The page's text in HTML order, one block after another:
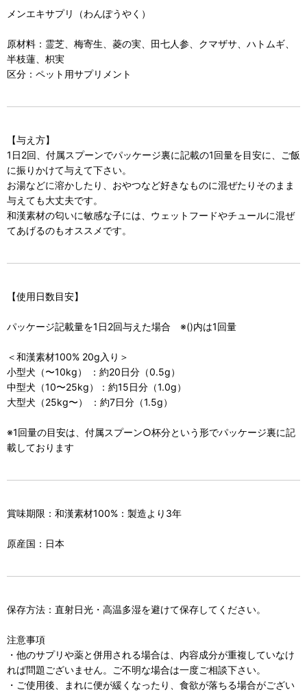
メンエキサプリ（わんぽうやく）
原材料：霊芝、梅寄生、菱の実、田七人参、クマザサ、ハトムギ、
半枝蓮、枳実
区分：ペット用サプリメント
【与え方】
1日2回、付属スプーンでパッケージ裏に記載の1回量を目安に、ご飯
に振りかけて与えて下さい。
お湯などに溶かしたり、おやつなど好きなものに混ぜたりそのまま
与えても大丈夫です。
和漢素材の匂いに敏感な子には、ウェットフードやチュールに混ぜ
てあげるのもオススメです。
【使用日数目安】
パッケージ記載量を1日2回与えた場合 ※()内は1回量
＜和漢素材100% 20g入り＞
小型犬（〜10kg） ：約20日分（0.5g）
中型犬（10〜25kg）：約15日分（1.0g）
大型犬（25kg〜） ：約7日分（1.5g）
※1回量の目安は、付属スプーン○杯分という形でパッケージ裏に記
載しております
賞味期限：和漢素材100%：製造より3年
原産国：日本
保存方法：直射日光・高温多湿を避けて保存してください。
注意事項
・他のサプリや薬と併用される場合は、内容成分が重複していなけ
れば問題ございません。ご不明な場合は一度ご相談下さい。
・ご使用後、まれに便が緩くなったり、食欲が落ちる場合がござい